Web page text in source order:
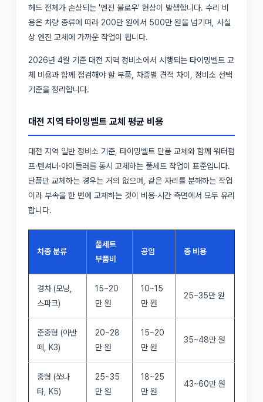
헤드 전체가 손상되는 '엔진 블로우' 현상이 발생합니다. 수리 비
용은 차량 종류에 따라 200만 원에서 500만 원을 넘기며, 사실
상 엔진 교체에 가까운 작업이 됩니다.
2026년 4월 기준 대전 지역 정비소에서 시행되는 타이밍벨트 교
체 비용과 함께 점검해야 할 부품, 차종별 견적 차이, 정비소 선택
기준을 정리합니다.
대전 지역 타이밍벨트 교체 평균 비용
대전 지역 일반 정비소 기준, 타이밍벨트 단품 교체와 함께 워터펌
프·텐셔너·아이들러를 동시 교체하는 풀세트 작업이 표준입니다.
단품만 교체하는 경우는 거의 없으며, 같은 자리를 분해하는 작업
이라 부속을 한 번에 교체하는 것이 비용·시간 측면에서 모두 유리
합니다.
차종 분류
풀세트
부품비
공임 총 비용
경차 (모닝,
스파크)
15~20
만 원
10~15
만 원
25~35만 원
준중형 (아반
떼, K3)
20~28
만 원
15~20
만 원
35~48만 원
중형 (쏘나
타, K5)
25~35
만 원
18~25
만 원
43~60만 원